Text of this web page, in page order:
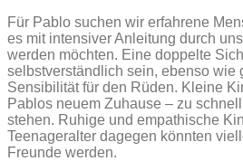
Für Pablo suchen wir erfahrene
es mit intensiver Anleitung durch
werden möchten. Eine doppelte
selbstverständlich sein, ebenso wie
Sensibilität für den Rüden. Kleine
Pablos neuem Zuhause – zu
stehen. Ruhige und empathische
Teenageralter dagegen könnten
Freunde werden.